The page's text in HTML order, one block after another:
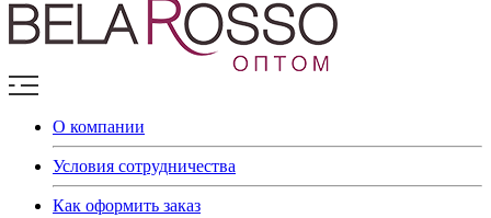
О компании
Условия сотрудничества
Как оформить заказ